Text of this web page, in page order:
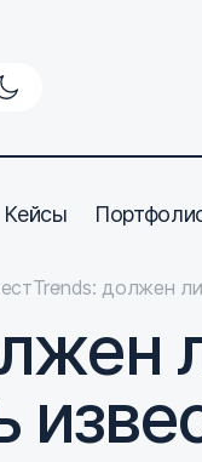
Кейсы
Trends: должен